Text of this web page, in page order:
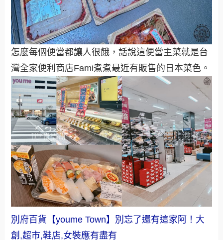
怎麼每個便當都讓人很餓，話說這便當主菜就是台
灣全家便利商店Fami煮煮最近有販售的日本菜色。
別府百貨【youme Town】別忘了還有這家阿！大
創,超市,鞋店,女裝應有盡有